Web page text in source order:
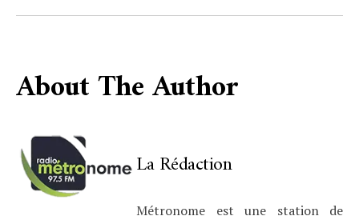
About The Author
La Rédaction
Métronome est une station de